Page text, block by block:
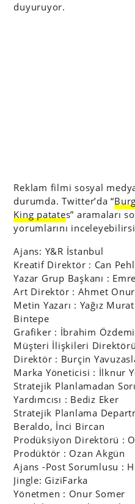
duyuruyor.
Reklam filmi sosyal
durumda. Twitter’da “
King patates” aramaları
yorumlarını
Ajans: Y&R İstanbul
Kreatif Direktör : Can
Yazar Grup Başkanı :
Art Direktör : Ahmet
Metin Yazarı : Yağız
Bintepe
Grafiker : İbrahim
Müşteri İlişkileri
Direktör : Burçin
Marka Yöneticisi : İlknur
Stratejik Planlamadan
Yardımcısı : Bediz Eker
Stratejik Planlama
Beraldo, İnci Bircan
Prodüksiyon Direktörü :
Prodüktör : Ozan Akgün
Ajans -Post Sorumlusu :
Jingle: GiziFarka
Yönetmen : Onur Somer